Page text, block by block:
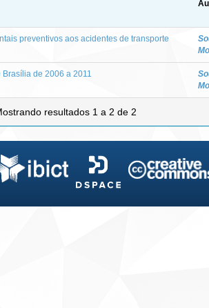
preventivos aos acidentes de transporte
de 2006 a 2011
resultados 1 a 2 de 2